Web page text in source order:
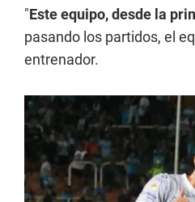
"Este equipo, desde la
pasando los partidos, el
entrenador.